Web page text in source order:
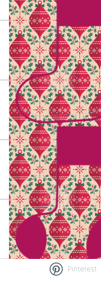
Pinterest